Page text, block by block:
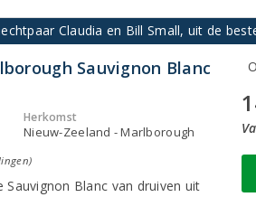
Claudia en Bill Small, uit de
Sauvignon Blanc
Herkomst
Nieuw-Zeeland - Marlborough
Sauvignon Blanc van druiven uit